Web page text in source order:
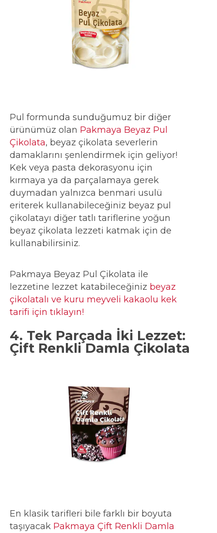
Pul formunda sunduğumuz bir diğer
ürünümüz olan Pakmaya Beyaz Pul
Çikolata, beyaz çikolata severlerin
damaklarını şenlendirmek için geliyor!
Kek veya pasta dekorasyonu için
kırmaya ya da parçalamaya gerek
duymadan yalnızca benmari usulü
eriterek kullanabileceğiniz beyaz pul
çikolatayı diğer tatlı tariflerine yoğun
beyaz çikolata lezzeti katmak için de
kullanabilirsiniz.
Pakmaya Beyaz Pul Çikolata ile
lezzetine lezzet katabileceğiniz beyaz
çikolatalı ve kuru meyveli kakaolu kek
tarifi için tıklayın!
4. Tek Parçada İki Lezzet:
Çift Renkli Damla Çikolata
En klasik tarifleri bile farklı bir boyuta
taşıyacak Pakmaya Çift Renkli Damla